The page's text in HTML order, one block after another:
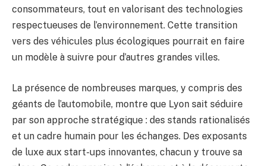
consommateurs, tout en valorisant des technologies
respectueuses de l’environnement. Cette transition
vers des véhicules plus écologiques pourrait en faire
un modèle à suivre pour d’autres grandes villes.
La présence de nombreuses marques, y compris des
géants de l’automobile, montre que Lyon sait séduire
par son approche stratégique : des stands rationalisés
et un cadre humain pour les échanges. Des exposants
de luxe aux start-ups innovantes, chacun y trouve sa